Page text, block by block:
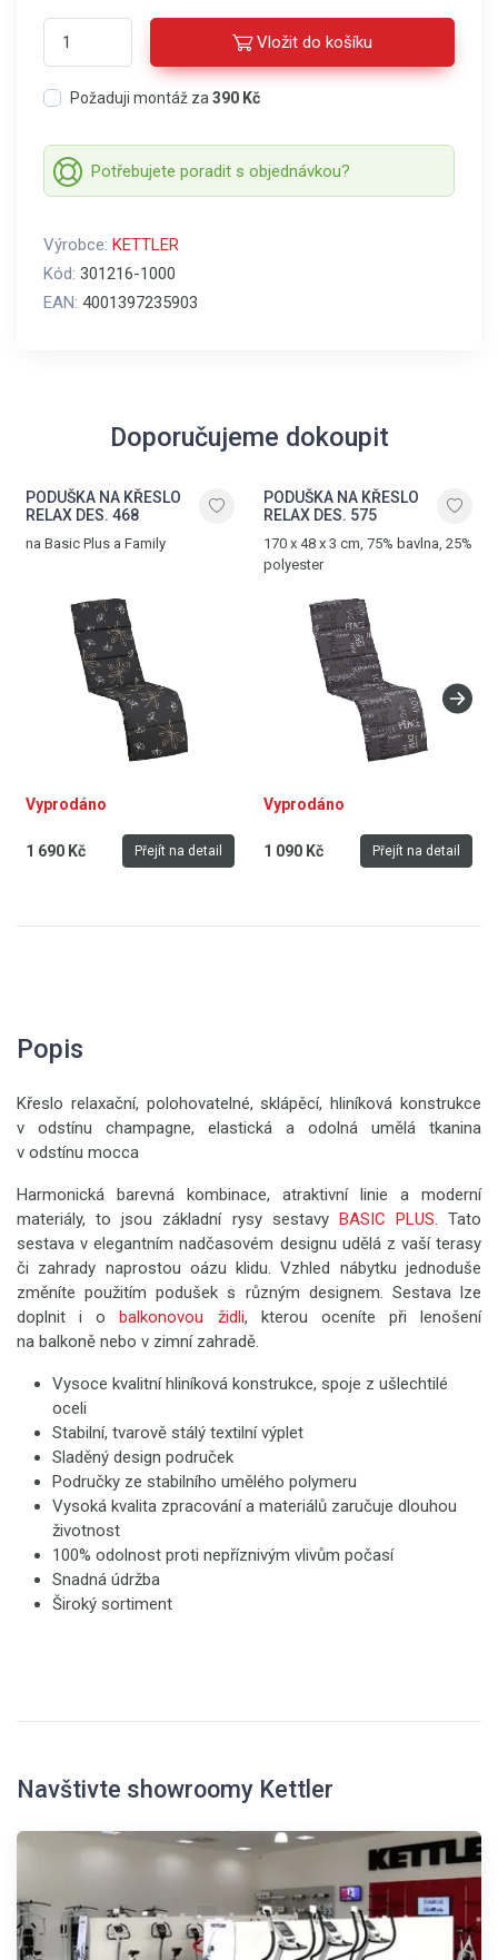
Vložit do košíku
Požaduji montáž za 390 Kč
Potřebujete poradit s objednávkou?
Výrobce: KETTLER
Kód: 301216-1000
EAN: 4001397235903
Doporučujeme dokoupit
PODUŠKA NA KŘESLO
RELAX DES. 468
na Basic Plus a Family
Vyprodáno
1 690 Kč Přejít na detail
PODUŠKA NA KŘESLO
RELAX DES. 575
170 x 48 x 3 cm, 75% bavlna, 25%
polyester
Vyprodáno
1 090 Kč Přejít na detail
Popis
Křeslo relaxační, polohovatelné, sklápěcí, hliníková konstrukce
v odstínu champagne, elastická a odolná umělá tkanina
v odstínu mocca
Harmonická barevná kombinace, atraktivní linie a moderní
materiály, to jsou základní rysy sestavy BASIC PLUS. Tato
sestava v elegantním nadčasovém designu udělá z vaší terasy
či zahrady naprostou oázu klidu. Vzhled nábytku jednoduše
změníte použitím podušek s různým designem. Sestava lze
doplnit i obalkonovou židli, kterou oceníte při lenošení
na balkoně nebo v zimní zahradě.
Vysoce kvalitní hliníková konstrukce, spoje z ušlechtilé
oceli
Stabilní, tvarově stálý textilní výplet
Sladěný design područek
Područky ze stabilního umělého polymeru
Vysoká kvalita zpracování a materiálů zaručuje dlouhou
životnost
100% odolnost proti nepříznivým vlivům počasí
Snadná údržba
Široký sortiment
Navštivte showroomy Kettler